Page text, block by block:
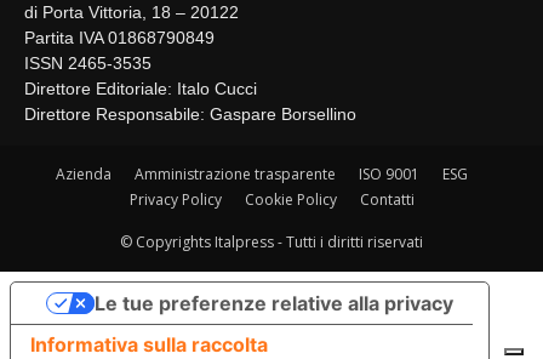
di Porta Vittoria, 18 – 20122
Partita IVA 01868790849
ISSN 2465-3535
Direttore Editoriale: Italo Cucci
Direttore Responsabile: Gaspare Borsellino
Azienda Amministrazione trasparente ISO 9001
ESG
Privacy Policy
Cookie Policy Contatti
© Copyrights Italpress - Tutti i diritti riservati
Informativa sulla raccolta
Le tue preferenze relative alla privacy